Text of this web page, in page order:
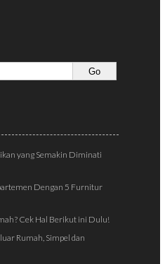
yang Semakin Diminati
Dengan 5 Furnitur
Cek Hal Berikut ini Dulu!
Rumah, Simpel dan